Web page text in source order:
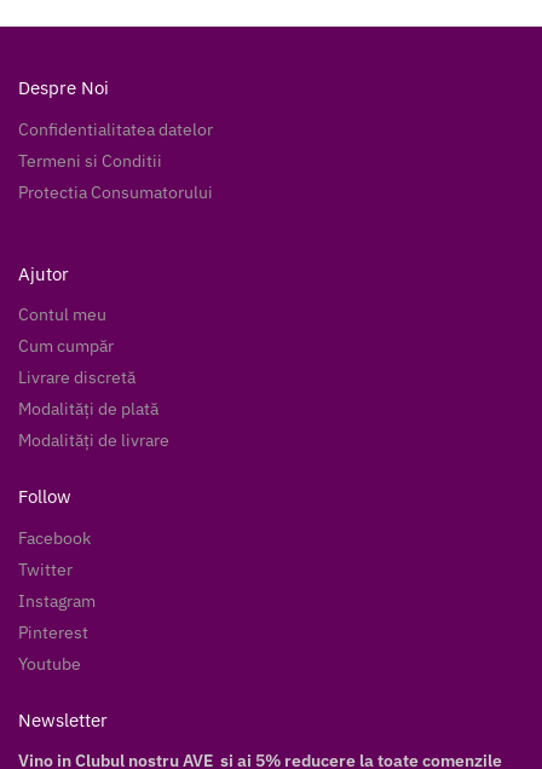
Despre Noi
Confidentialitatea datelor
Termeni si Conditii
Protectia Consumatorului
Ajutor
Contul meu
Cum cumpăr
Livrare discretă
Modalități de plată
Modalități de livrare
Follow
Facebook
Twitter
Instagram
Pinterest
Youtube
Newsletter
Vino in Clubul nostru AVE si ai 5% reducere la toate comenzile